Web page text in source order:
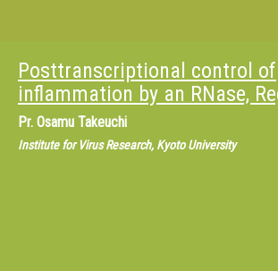
Posttranscriptional control of
inflammation by an RNase,
Pr. Osamu Takeuchi
Institute for Virus Research, Kyoto University